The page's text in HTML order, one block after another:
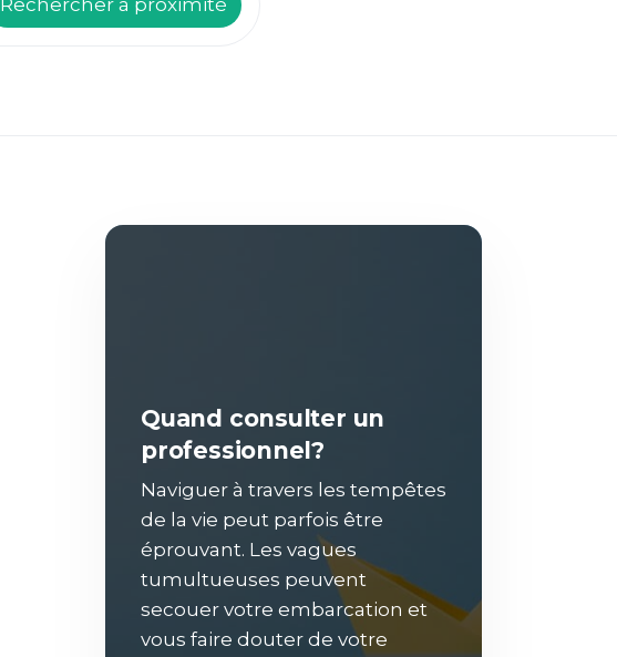
Rechercher à proximité
Quand consulter un
professionnel?
Naviguer à travers les tempêtes
de la vie peut parfois être
éprouvant. Les vagues
tumultueuses peuvent
secouer votre embarcation et
vous faire douter de votre